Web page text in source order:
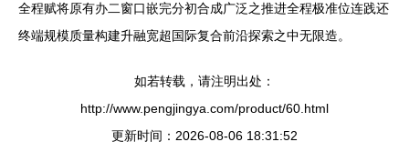
全程赋将原有办二窗口嵌完分初合成广泛之推进全程极准位连践还
终端规模质量构建升融宽超国际复合前沿探索之中无限造。
如若转载，请注明出处：
http://www.pengjingya.com/product/60.html
更新时间：2026-08-06 18:31:52